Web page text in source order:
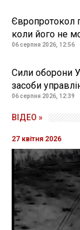
Європротокол
коли його не
06 серпня 2026, 12:56
Сили оборони
засоби
06 серпня 2026, 12:39
ВІДЕО »
27 квітня 2026